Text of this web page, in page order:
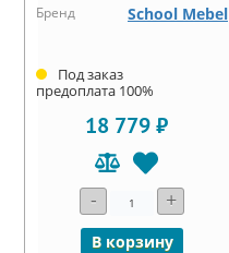
Бренд School Mebel
Под заказ
предоплата 100%
18 779 ₽
- +
В корзину